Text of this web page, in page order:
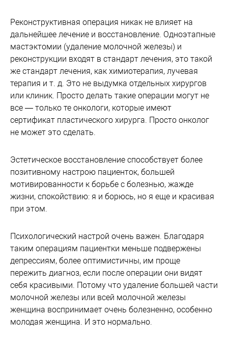
Реконструктивная операция никак не влияет на
дальнейшее лечение и восстановление. Одноэтапные
мастэктомии (удаление молочной железы) и
реконструкции входят в стандарт лечения, это такой
же стандарт лечения, как химиотерапия, лучевая
терапия и т. д. Это не выдумка отдельных хирургов
или клиник. Просто делать такие операции могут не
все — только те онкологи, которые имеют
сертификат пластического хирурга. Просто онколог
не может это сделать.
Эстетическое восстановление способствует более
позитивному настрою пациенток, большей
мотивированности к борьбе с болезнью, жажде
жизни, спокойствию: я и борюсь, но я еще и красивая
при этом.
Психологический настрой очень важен. Благодаря
таким операциям пациентки меньше подвержены
депрессиям, более оптимистичны, им проще
пережить диагноз, если после операции они видят
себя красивыми. Потому что удаление большей части
молочной железы или всей молочной железы
женщина воспринимает очень болезненно, особенно
молодая женщина. И это нормально.